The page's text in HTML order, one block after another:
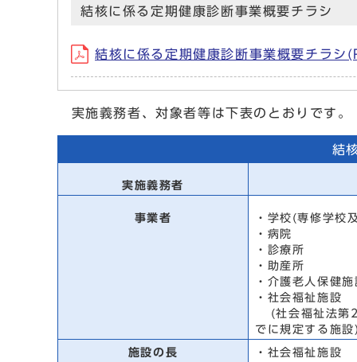
結核に係る定期健康診断事業概要チラシ
結核に係る定期健康診断事業概要チラ
実施義務者、対象者等は下表のとおりです。
結
実施義務者
事業者
・学校(専修学校
・病院
・診療所
・助産所
・介護老人保健
・社会福祉施設
(社会福祉法第2
でに規定する施
施設の長
・社会福祉施設